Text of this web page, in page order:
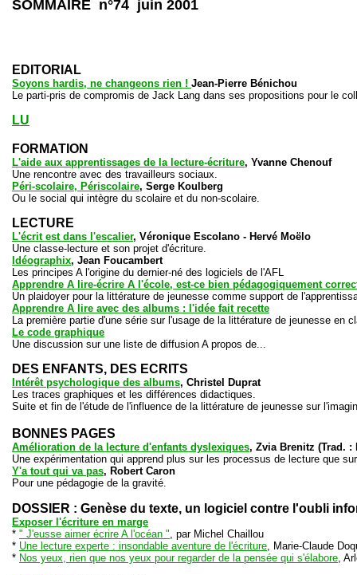
SOMMAIRE n°74 juin 2001
EDITORIAL
Soyons hardis, ne changeons rien ! Jean-Pierre Bénichou
Le parti-pris de compromis de Jack Lang dans ses propositions pour le
LU
FORMATION
L'aide aux apprentissages de la lecture-écriture, Yvanne Chenouf
Une rencontre avec des travailleurs sociaux.
Péri-scolaire, Périscolaire, Serge Koulberg
Ou le social qui intègre du scolaire et du non-scolaire.
LECTURE
L'écrit est dans l'escalier, Véronique Escolano - Hervé Moëlo
Une classe-lecture et son projet d'écriture.
Idéographix, Jean Foucambert
Les principes A l'origine du dernier-né des logiciels de l'AFL
Apprendre A lire-écrire A l'école, est-ce bien pédagogiquement
Un plaidoyer pour la littérature de jeunesse comme support de
Apprendre A lire avec des albums : l'idée fait recette
La première partie d'une série sur l'usage de la littérature de jeunesse en
Le code graphique
Une discussion sur une liste de diffusion A propos de...
DES ENFANTS, DES ECRITS
Intérêt psychologique des albums, Christel Duprat
Les traces graphiques et les différences didactiques.
Suite et fin de l'étude de l'influence de la littérature de jeunesse sur
BONNES PAGES
Amélioration de la lecture d'enfants dyslexiques, Zvia Brenitz (Trad. :
Une expérimentation qui apprend plus sur les processus de lecture que
Y'a tout qui va pas, Robert Caron
Pour une pédagogie de la gravité.
DOSSIER : Genèse du texte, un logiciel contre l'oubli
Exposer l'écriture en marge
* " J'eusse aimer écrire A l'océan ", par Michel Chaillou
* Une lecture experte : insondable aventure de l'écriture, Marie-Claude
* Nos yeux, rien que nos yeux pour regarder de la pensée qui s'élabore,